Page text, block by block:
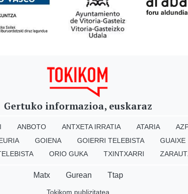
Gertuko informazioa, euskaraz
ANBOTO ANTXETA IRRATIA ATARIA
GOIENA GOIERRI TELEBISTA
GUAIXE
ORIO GUKA TXINTXARRI
Matx Gurean Ttap
Tokikom publizitatea